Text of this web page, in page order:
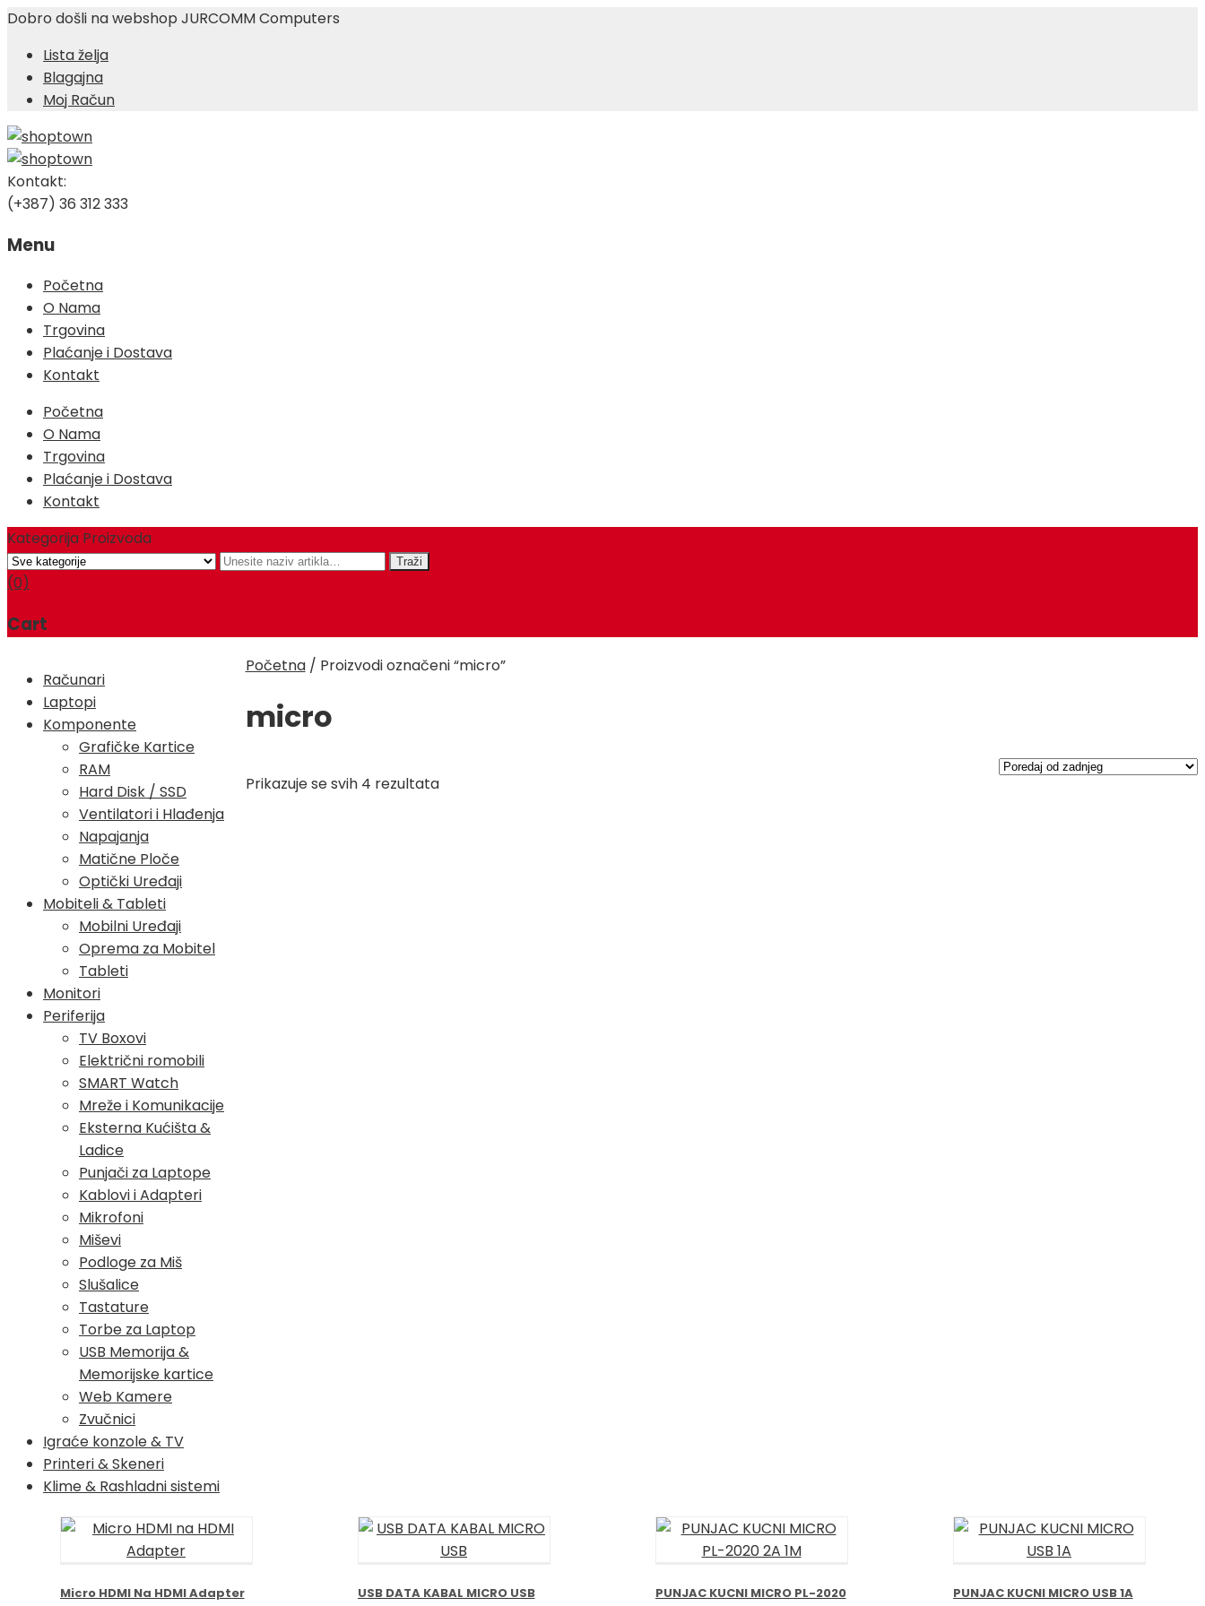
Dobro došli na webshop JURCOMM Computers
Lista želja
Blagajna
Moj Račun
Kontakt:
(+387) 36 312 333
Menu
Skip
content
Početna
O Nama
Trgovina
Plaćanje i Dostava
Kontakt
Početna
O Nama
Trgovina
Plaćanje i Dostava
Kontakt
Kategorija Proizvoda
(0)
Cart
Računari
Laptopi
Komponente
Grafičke Kartice
RAM
Hard Disk / SSD
Ventilatori i Hlađenja
Napajanja
Matične Ploče
Optički Uređaji
Mobiteli & Tableti
Mobilni Uređaji
Oprema za Mobitel
Tableti
Monitori
Periferija
TV Boxovi
Električni romobili
SMART Watch
Mreže i Komunikacije
Eksterna Kućišta &
Ladice
Punjači za Laptope
Kablovi i Adapteri
Mikrofoni
Miševi
Podloge za Miš
Slušalice
Tastature
Torbe za Laptop
USB Memorija &
Memorijske kartice
Web Kamere
Zvučnici
Igraće konzole & TV
Printeri & Skeneri
Klime & Rashladni sistemi
Početna/ Proizvodi označeni “micro”
micro
Prikazuje se svih 4 rezultataPoredano
Micro HDMI Na HDMI Adapter USB DATA KABAL MICRO USB
PUNJAC KUCNI MICRO PL-2020
PUNJAC KUCNI MICRO USB 1A